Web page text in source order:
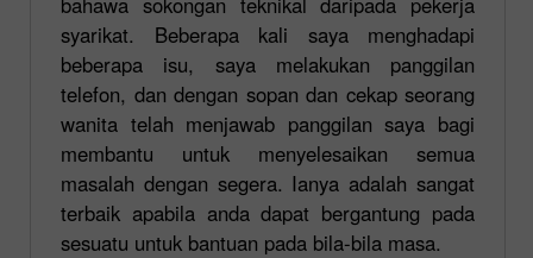
syarikat. Beberapa kali saya menghadapi
beberapa isu, saya melakukan panggilan
telefon, dan dengan sopan dan cekap seorang
wanita telah menjawab panggilan saya bagi
membantu untuk menyelesaikan semua
masalah dengan segera. Ianya adalah sangat
terbaik apabila anda dapat bergantung pada
sesuatu untuk bantuan pada bila-bila masa.